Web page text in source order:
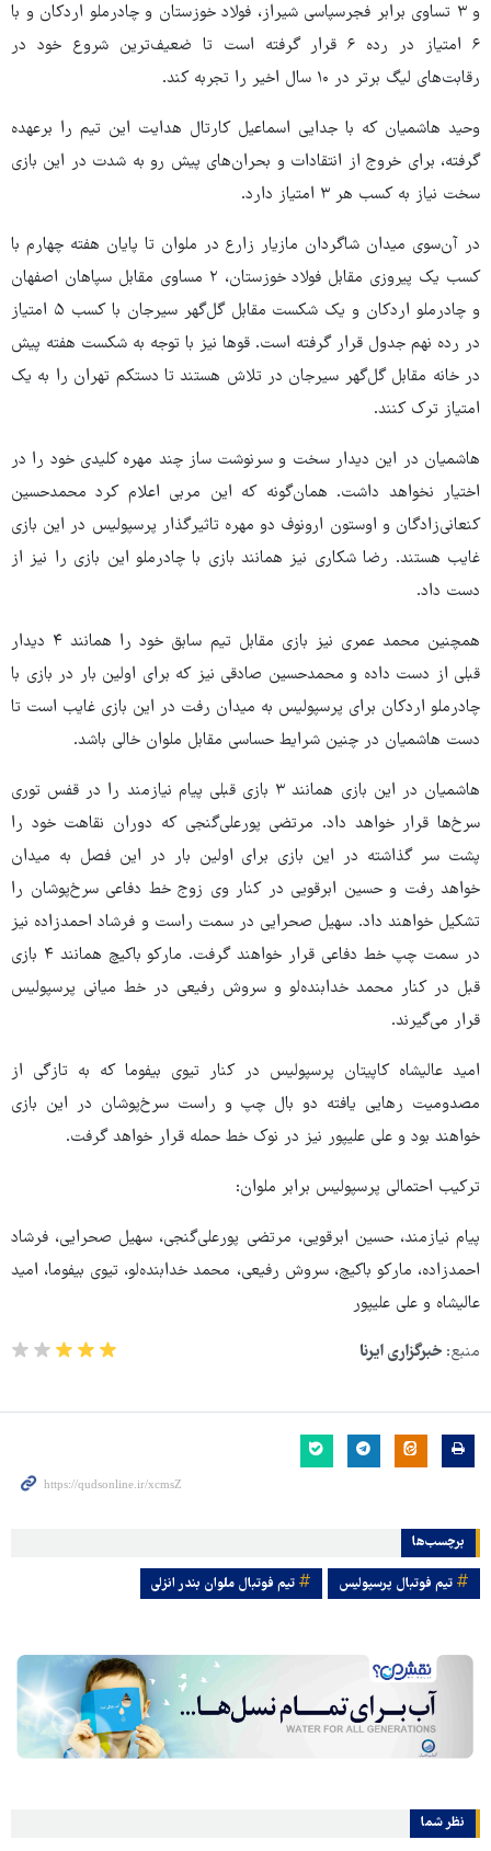
و ۳ تساوی برابر فجرسپاسی شیراز، فولاد خوزستان و چادرملو اردکان و با
۶ امتیاز در رده ۶ قرار گرفته است تا ضعیف‌ترین شروع خود در
رقابت‌های لیگ برتر در ۱۰ سال اخیر را تجربه کند.
وحید هاشمیان که با جدایی اسماعیل کارتال هدایت این تیم را برعهده
گرفته، برای خروج از انتقادات و بحران‌های پیش رو به شدت در این بازی
سخت نیاز به کسب هر ۳ امتیاز دارد.
در آن‌سوی میدان شاگردان مازیار زارع در ملوان تا پایان هفته چهارم با
کسب یک پیروزی مقابل فولاد خوزستان، ۲ مساوی مقابل سپاهان اصفهان
و چادرملو اردکان و یک شکست مقابل گل‌گهر سیرجان با کسب ۵ امتیاز
در رده نهم جدول قرار گرفته است. قوها نیز با توجه به شکست هفته پیش
در خانه مقابل گل‌گهر سیرجان در تلاش هستند تا دستکم تهران را به یک
امتیاز ترک کنند.
هاشمیان در این دیدار سخت و سرنوشت ساز چند مهره کلیدی خود را در
اختیار نخواهد داشت. همان‌گونه که این مربی اعلام کرد محمدحسین
کنعانی‌زادگان و اوستون ارونوف دو مهره تاثیرگذار پرسپولیس در این بازی
غایب هستند. رضا شکاری نیز همانند بازی با چادرملو این بازی را نیز از
دست داد.
همچنین محمد عمری نیز بازی مقابل تیم سابق خود را همانند ۴ دیدار
قبلی از دست داده و محمدحسین صادقی نیز که برای اولین بار در بازی با
چادرملو اردکان برای پرسپولیس به میدان رفت در این بازی غایب است تا
دست هاشمیان در چنین شرایط حساسی مقابل ملوان خالی باشد.
هاشمیان در این بازی همانند ۳ بازی قبلی پیام نیازمند را در قفس توری
سرخ‌ها قرار خواهد داد. مرتضی پورعلی‌گنجی که دوران نقاهت خود را
پشت سر گذاشته در این بازی برای اولین بار در این فصل به میدان
خواهد رفت و حسین ابرقویی در کنار وی زوج خط دفاعی سرخ‌پوشان را
تشکیل خواهند داد. سهیل صحرایی در سمت راست و فرشاد احمدزاده نیز
در سمت چپ خط دفاعی قرار خواهند گرفت. مارکو باکیچ همانند ۴ بازی
قبل در کنار محمد خدابنده‌لو و سروش رفیعی در خط میانی پرسپولیس
قرار می‌گیرند.
امید عالیشاه کاپیتان پرسپولیس در کنار تیوی بیفوما که به تازگی از
مصدومیت رهایی یافته دو بال چپ و راست سرخ‌پوشان در این بازی
خواهند بود و علی علیپور نیز در نوک خط حمله قرار خواهد گرفت.
ترکیب احتمالی پرسپولیس برابر ملوان:
پیام نیازمند، حسین ابرقویی، مرتضی پورعلی‌گنجی، سهیل صحرایی، فرشاد
احمدزاده، مارکو باکیچ، سروش رفیعی، محمد خدابنده‌لو، تیوی بیفوما، امید
عالیشاه و علی علیپور
منبع: خبرگزاری ایرنا
برچسب‌ها
تیم فوتبال پرسپولیس تیم فوتبال ملوان بندر انزلی
نظر شما